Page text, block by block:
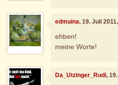
edmuina, 19. Juli
ehben!
meine Worte!
Da_Utzinger_Rudi,